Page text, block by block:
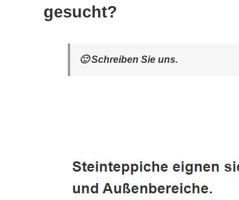
gesucht?
🙂 Schreiben Sie uns.